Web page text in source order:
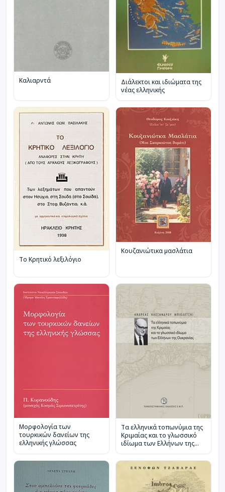
Καλιαρντά
Διάλεκτοι και ιδιώματα της
νέας ελληνικής
Το Κρητικό λεξιλόγιο
Κουζανιώτικα μασλάτια
Μορφολογία των
τουρκικών δανείων της
ελληνικής γλώσσας
Τα ελληνικά τοπωνύμια της
Κριμαίας και το γλωσσικό
ιδίωμα των Ελλήνων της